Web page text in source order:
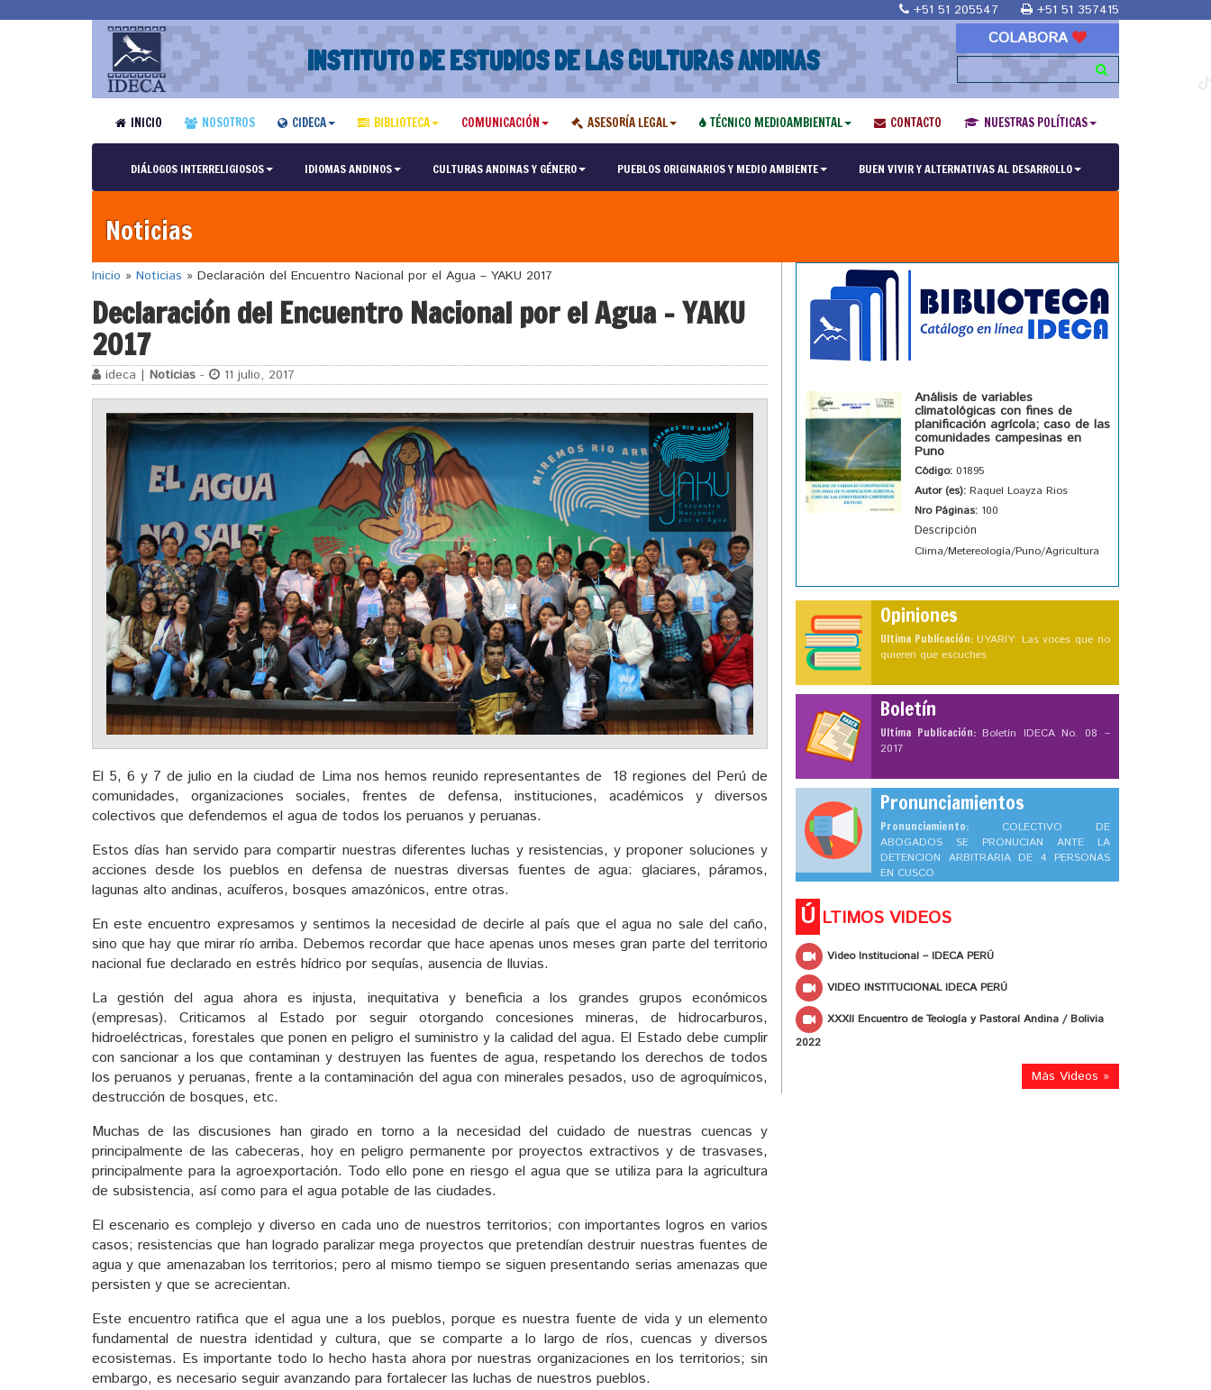
+51 51 205547 +51 51 357415
INSTITUTO DE ESTUDIOS DE LAS CULTURAS ANDINAS
COLABORA
INICIO NOSOTROS CIDECA BIBLIOTECA COMUNICACIÓN ASESORÍA LEGAL TÉCNICO MEDIOAMBIENTAL CONTACTO NUESTRAS POLÍTICAS
DIÁLOGOS INTERRELIGIOSOS IDIOMAS ANDINOS CULTURAS ANDINAS Y GÉNERO PUEBLOS ORIGINARIOS Y MEDIO AMBIENTE BUEN VIVIR Y ALTERNATIVAS AL DESARROLLO
Noticias
Inicio » Noticias » Declaración del Encuentro Nacional por el Agua – YAKU 2017
Declaración del Encuentro Nacional por el Agua – YAKU
2017
ideca | Noticias - 11 julio, 2017
El 5, 6 y 7 de julio en la ciudad de Lima nos hemos reunido representantes de 18 regiones del Perú de
comunidades, organizaciones sociales, frentes de defensa, instituciones, académicos y diversos
colectivos que defendemos el agua de todos los peruanos y peruanas.
Estos días han servido para compartir nuestras diferentes luchas y resistencias, y proponer soluciones y
acciones desde los pueblos en defensa de nuestras diversas fuentes de agua: glaciares, páramos,
lagunas alto andinas, acuíferos, bosques amazónicos, entre otras.
En este encuentro expresamos y sentimos la necesidad de decirle al país que el agua no sale del caño,
sino que hay que mirar río arriba. Debemos recordar que hace apenas unos meses gran parte del territorio
nacional fue declarado en estrés hídrico por sequías, ausencia de lluvias.
La gestión del agua ahora es injusta, inequitativa y beneficia a los grandes grupos económicos
(empresas). Criticamos al Estado por seguir otorgando concesiones mineras, de hidrocarburos,
hidroeléctricas, forestales que ponen en peligro el suministro y la calidad del agua. El Estado debe cumplir
con sancionar a los que contaminan y destruyen las fuentes de agua, respetando los derechos de todos
los peruanos y peruanas, frente a la contaminación del agua con minerales pesados, uso de agroquímicos,
destrucción de bosques, etc.
Muchas de las discusiones han girado en torno a la necesidad del cuidado de nuestras cuencas y
principalmente de las cabeceras, hoy en peligro permanente por proyectos extractivos y de trasvases,
principalmente para la agroexportación. Todo ello pone en riesgo el agua que se utiliza para la agricultura
de subsistencia, así como para el agua potable de las ciudades.
El escenario es complejo y diverso en cada uno de nuestros territorios; con importantes logros en varios
casos; resistencias que han logrado paralizar mega proyectos que pretendían destruir nuestras fuentes de
agua y que amenazaban los territorios; pero al mismo tiempo se siguen presentando serias amenazas que
persisten y que se acrecientan.
Este encuentro ratifica que el agua une a los pueblos, porque es nuestra fuente de vida y un elemento
fundamental de nuestra identidad y cultura, que se comparte a lo largo de ríos, cuencas y diversos
ecosistemas. Es importante todo lo hecho hasta ahora por nuestras organizaciones en los territorios; sin
embargo, es necesario seguir avanzando para fortalecer las luchas de nuestros pueblos.
Análisis de variables
climatológicas con fines de
planificación agrícola; caso de las
comunidades campesinas en
Puno
Código: 01895
Autor (es): Raquel Loayza Rios
Nro Páginas: 100
Descripción
Clima/Metereología/Puno/Agricultura
Opiniones
Ultima Publicación: UYARIY: Las voces que no
quieren que escuches
Boletín
Ultima Publicación: Boletín IDECA No. 08 –
2017
Pronunciamientos
Pronunciamiento: COLECTIVO DE
ABOGADOS SE PRONUCIAN ANTE LA
DETENCION ARBITRARIA DE 4 PERSONAS
EN CUSCO
Ú LTIMOS VIDEOS
Video Institucional – IDECA PERÚ
VIDEO INSTITUCIONAL IDECA PERÚ
XXXII Encuentro de Teología y Pastoral Andina / Bolivia
2022
Más Videos »